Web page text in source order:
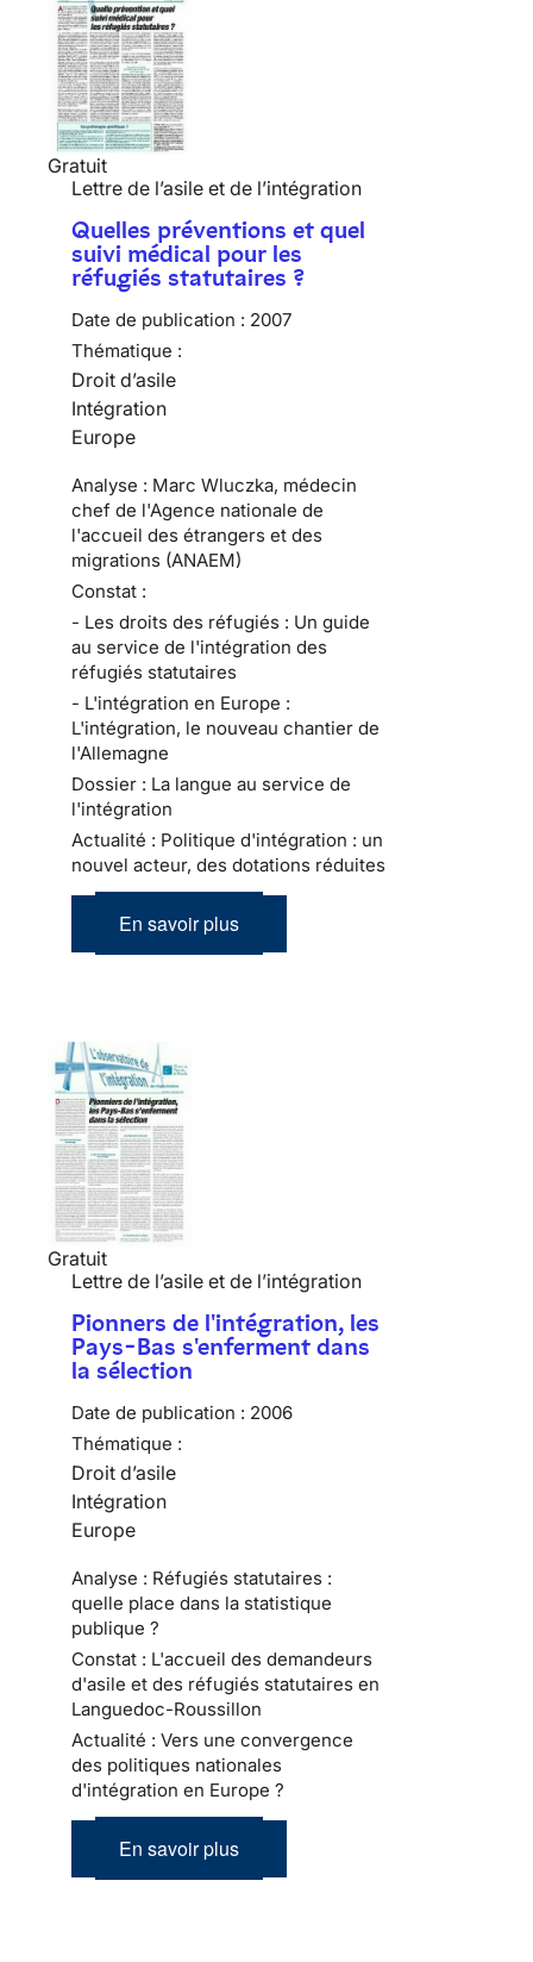
Gratuit
Lettre de l’asile et de l’intégration
Quelles préventions et quel
suivi médical pour les
réfugiés statutaires ?
Date de publication : 2007
Thématique :
Droit d’asile
Intégration
Europe
Analyse : Marc Wluczka, médecin
chef de l'Agence nationale de
l'accueil des étrangers et des
migrations (ANAEM)
Constat :
- Les droits des réfugiés : Un guide
au service de l'intégration des
réfugiés statutaires
- L'intégration en Europe :
L'intégration, le nouveau chantier de
l'Allemagne
Dossier : La langue au service de
l'intégration
Actualité : Politique d'intégration : un
nouvel acteur, des dotations réduites
En savoir plus
Gratuit
Lettre de l’asile et de l’intégration
Pionners de l'intégration, les
Pays-Bas s'enferment dans
la sélection
Date de publication : 2006
Thématique :
Droit d’asile
Intégration
Europe
Analyse : Réfugiés statutaires :
quelle place dans la statistique
publique ?
Constat : L'accueil des demandeurs
d'asile et des réfugiés statutaires en
Languedoc-Roussillon
Actualité : Vers une convergence
des politiques nationales
d'intégration en Europe ?
En savoir plus